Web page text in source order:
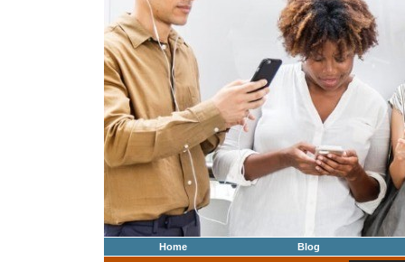
Home
Blog